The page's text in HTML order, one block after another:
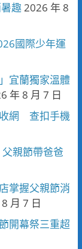
趣2026 年 8
國際少年運
宜蘭獨家溫體
年 8 月 7 日
收網 查扣手機
親節帶爸爸
掌握父親節消
月 7 日
開幕祭三重超